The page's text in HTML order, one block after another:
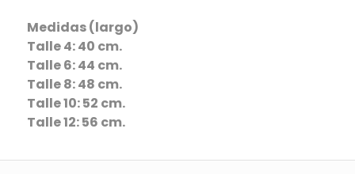
Medidas (largo)
Talle 4: 40 cm.
Talle 6: 44 cm.
Talle 8: 48 cm.
Talle 10: 52 cm.
Talle 12: 56 cm.